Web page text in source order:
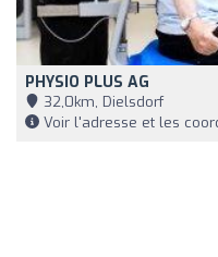
PHYSIO PLUS AG
32,0km, Dielsdorf
Voir l'adresse et les